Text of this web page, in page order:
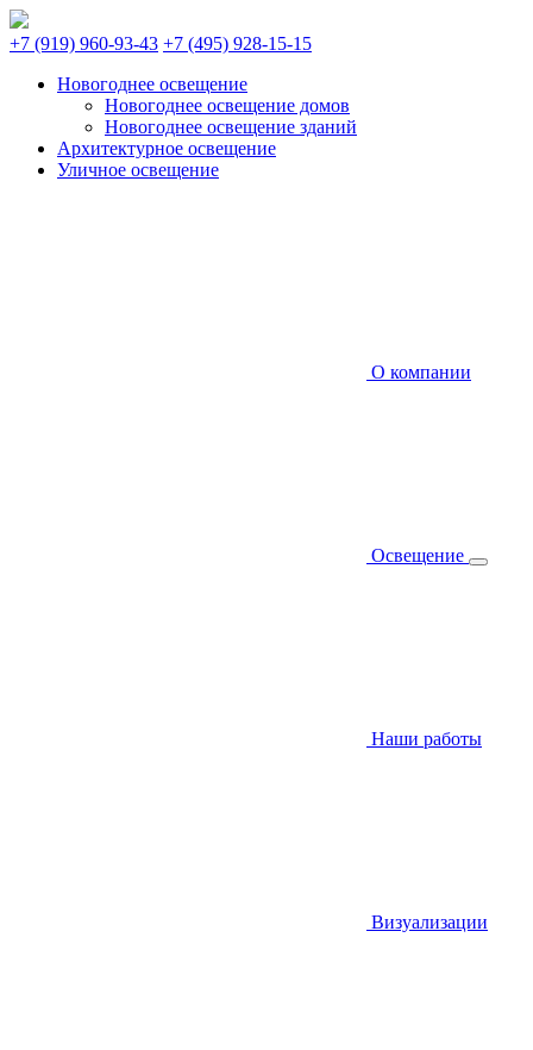
+7 (919) 960-93-43 +7 (495) 928-15-15
Новогоднее освещение
Новогоднее освещение домов
Новогоднее освещение зданий
Архитектурное освещение
Уличное освещение
О компании
Освещение
Наши работы
Визуализации